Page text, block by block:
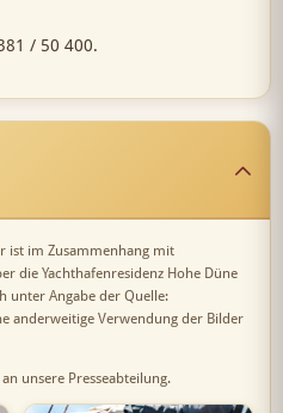
/ 50 400.
ist im Zusammenhang mit
die Yachthafenresidenz Hohe Düne
unter Angabe der Quelle:
anderweitige Verwendung der Bilder
unsere Presseabteilung.